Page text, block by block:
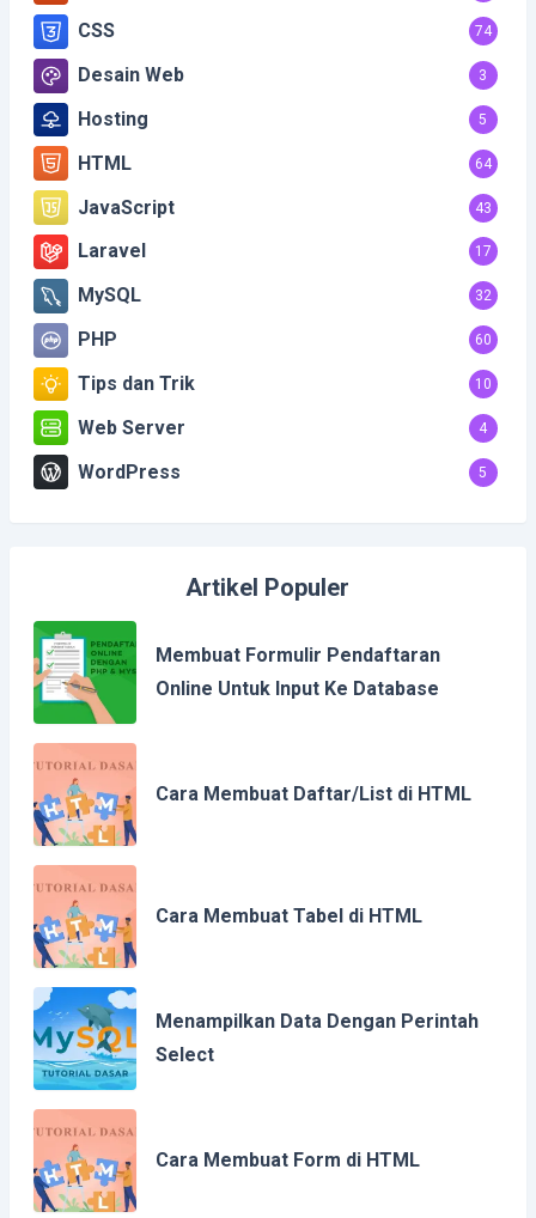
CSS 74
Desain Web 3
Hosting 5
HTML 64
JavaScript 43
Laravel 17
MySQL 32
PHP 60
Tips dan Trik 10
Web Server 4
WordPress 5
Artikel Populer
Membuat Formulir Pendaftaran
Online Untuk Input Ke Database
Cara Membuat Daftar/List di HTML
Cara Membuat Tabel di HTML
Menampilkan Data Dengan Perintah
Select
Cara Membuat Form di HTML